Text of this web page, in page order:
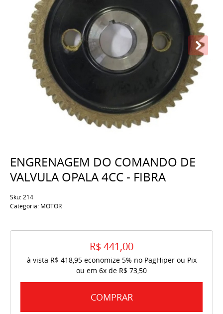
ENGRENAGEM DO COMANDO DE
VALVULA OPALA 4CC - FIBRA
Sku:214
Categoria: MOTOR
R$ 441,00
à vista R$ 418,95economize 5% no PagHiper ou Pix
ou em 6x de R$ 73,50
COMPRAR